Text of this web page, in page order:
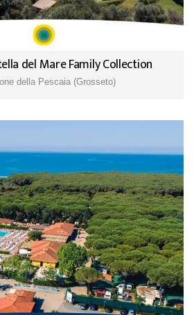
del Mare Family Collection
della Pescaia (Grosseto)